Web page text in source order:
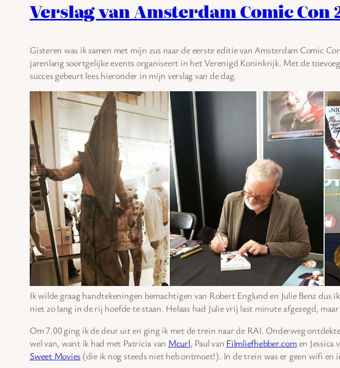
Verslag van Amsterdam Comic Con
Gisteren was ik samen met mijn zus naar de eerste editie van Amsterdam Comic
jarenlang soortgelijke events organiseert in het Verenigd Koninkrijk. Met de
succes gebeurt lees hieronder in mijn verslag van de dag.
Ik wilde graag handtekeningen bemachtigen van Robert Englund en Julie Benz
niet zo lang in de rij hoefde te staan. Helaas had Julie vrij last minute afgezegd,
Om 7.00 ging ik de deur uit en ging ik met de trein naar de RAI. Onderweg
wel van, want ik had met Patricia van Mcurl, Paul van Filmliefhebber.com en Jessica
Sweet Movies (die ik nog steeds niet heb ontmoet!). In de trein was er geen wifi en